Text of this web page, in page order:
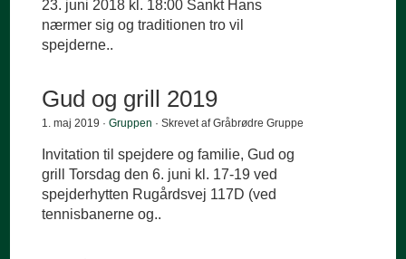
23. juni 2018 kl. 18:00 Sankt Hans
nærmer sig og traditionen tro vil
spejderne..
Gud og grill 2019
1. maj 2019 ·Gruppen · Skrevet af Gråbrødre Gruppe
Invitation til spejdere og familie, Gud og
grill Torsdag den 6. juni kl. 17-19 ved
spejderhytten Rugårdsvej 117D (ved
tennisbanerne og..